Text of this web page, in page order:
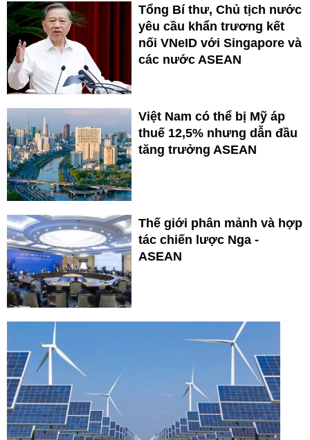
Tổng Bí thư, Chủ tịch nước
yêu cầu khẩn trương kết
nối VNeID với Singapore và
các nước ASEAN
Việt Nam có thể bị Mỹ áp
thuế 12,5% nhưng dẫn đầu
tăng trưởng ASEAN
Thế giới phân mảnh và hợp
tác chiến lược Nga -
ASEAN